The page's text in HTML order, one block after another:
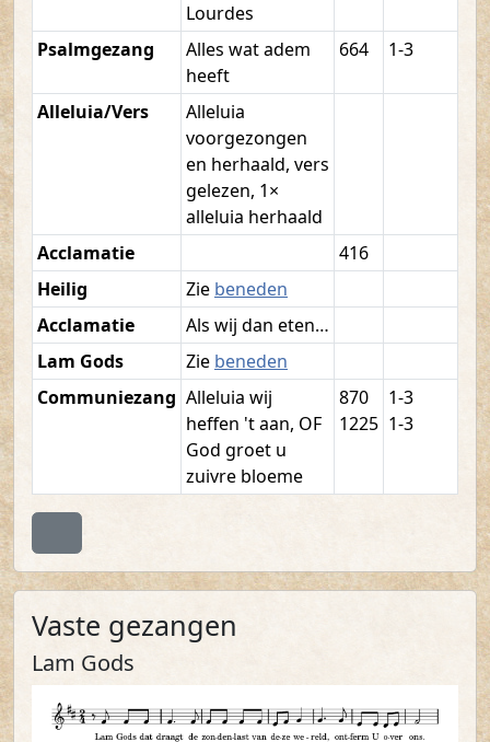
Lourdes
Psalmgezang
Alles wat adem
heeft
664 1-3
Alleluia/Vers
Alleluia
voorgezongen
en herhaald, vers
gelezen, 1×
alleluia herhaald
Acclamatie
416
Heilig
Zie beneden
Acclamatie
Als wij dan eten…
Lam Gods
Zie beneden
Communiezang Alleluia wij
heffen 't aan, OF
God groet u
zuivre bloeme
870
1225
1-3
1-3
Vaste gezangen
Lam Gods